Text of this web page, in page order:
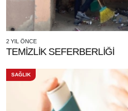
2 YIL ÖNCE
TEMİZLİK SEFERBERLİĞİ
SAĞLIK